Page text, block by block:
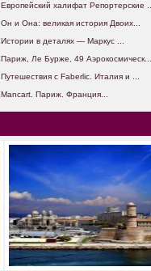
Европейский халифат Репортерские ...
Он и Она: великая история Двоих...
Истории в деталях — Маркус ...
Париж, Ле Бурже, 49 Аэрокосмическ...
Путешествия с Faberlic. Италия и ...
Mancart. Париж. Франция...